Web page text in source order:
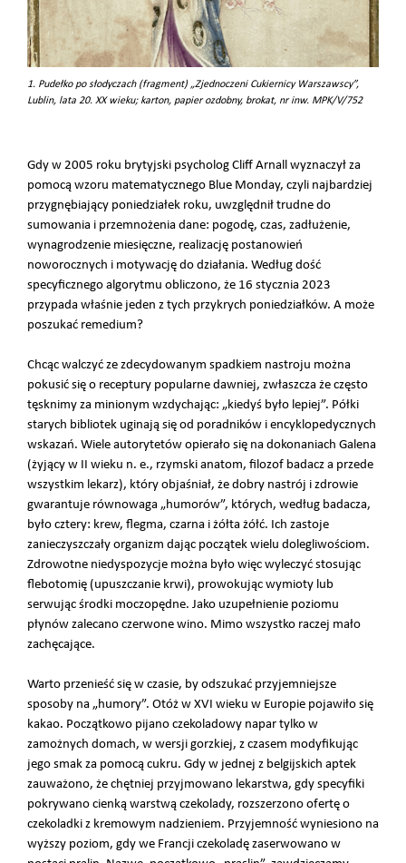
1. Pudełko po słodyczach (fragment) „Zjednoczeni Cukiernicy Warszawscy”,
Lublin, lata 20. XX wieku; karton, papier ozdobny, brokat, nr inw. MPK/V/752
Gdy w 2005 roku brytyjski psycholog Cliff Arnall wyznaczył za
pomocą wzoru matematycznego Blue Monday, czyli najbardziej
przygnębiający poniedziałek roku, uwzględnił trudne do
sumowania i przemnożenia dane: pogodę, czas, zadłużenie,
wynagrodzenie miesięczne, realizację postanowień
noworocznych i motywację do działania. Według dość
specyficznego algorytmu obliczono, że 16 stycznia 2023
przypada właśnie jeden z tych przykrych poniedziałków. A może
poszukać remedium?
Chcąc walczyć ze zdecydowanym spadkiem nastroju można
pokusić się o receptury popularne dawniej, zwłaszcza że często
tęsknimy za minionym wzdychając: „kiedyś było lepiej”. Półki
starych bibliotek uginają się od poradników i encyklopedycznych
wskazań. Wiele autorytetów opierało się na dokonaniach Galena
(żyjący w II wieku n. e., rzymski anatom, filozof badacz a przede
wszystkim lekarz), który objaśniał, że dobry nastrój i zdrowie
gwarantuje równowaga „humorów”, których, według badacza,
było cztery: krew, flegma, czarna i żółta żółć. Ich zastoje
zanieczyszczały organizm dając początek wielu dolegliwościom.
Zdrowotne niedyspozycje można było więc wyleczyć stosując
flebotomię (upuszczanie krwi), prowokując wymioty lub
serwując środki moczopędne. Jako uzupełnienie poziomu
płynów zalecano czerwone wino. Mimo wszystko raczej mało
zachęcające.
Warto przenieść się w czasie, by odszukać przyjemniejsze
sposoby na „humory”. Otóż w XVI wieku w Europie pojawiło się
kakao. Początkowo pijano czekoladowy napar tylko w
zamożnych domach, w wersji gorzkiej, z czasem modyfikując
jego smak za pomocą cukru. Gdy w jednej z belgijskich aptek
zauważono, że chętniej przyjmowano lekarstwa, gdy specyfiki
pokrywano cienką warstwą czekolady, rozszerzono ofertę o
czekoladki z kremowym nadzieniem. Przyjemność wyniesiono na
wyższy poziom, gdy we Francji czekoladę zaserwowano w